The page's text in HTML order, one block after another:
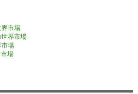
界市場
界市場
市場
場